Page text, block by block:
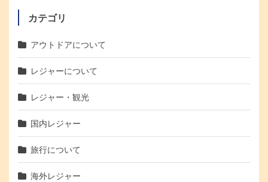
カテゴリ
アウトドアについて
レジャーについて
レジャー・観光
国内レジャー
旅行について
海外レジャー